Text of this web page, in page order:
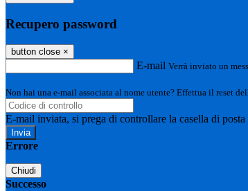
Recupero password
button close ×
E-mail Verrà inviato un
Non hai una e-mail associata al nome utente? Effettua il reset
E-mail inviata, si prega di controllare la casella di posta
Errore
Chiudi
Successo